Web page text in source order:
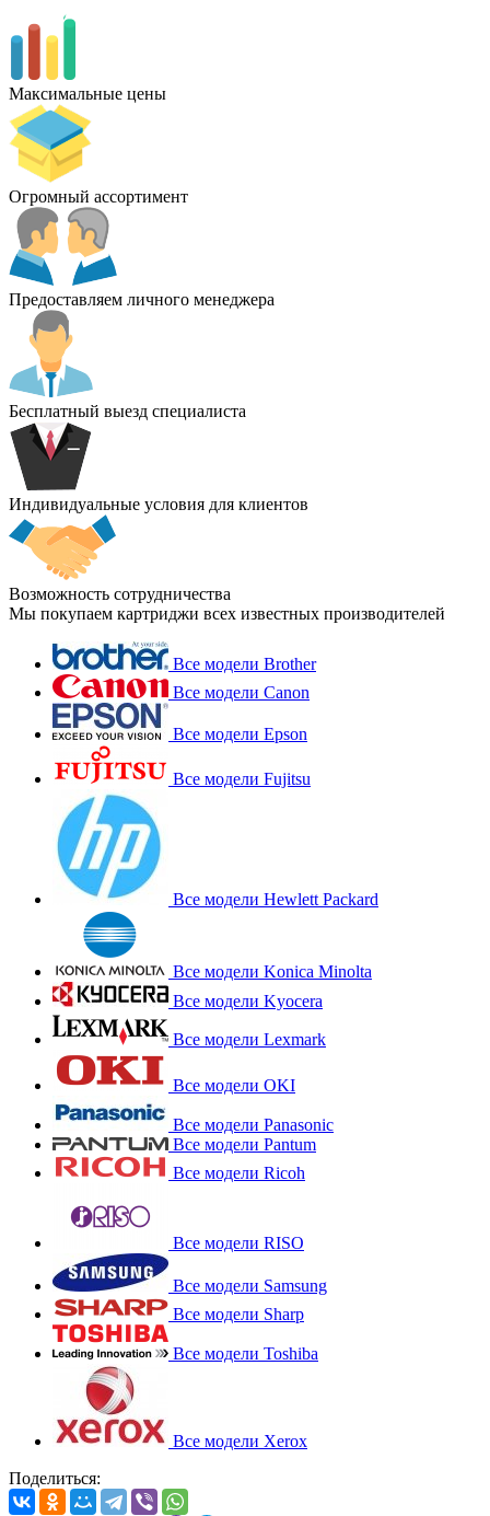
Максимальные цены
Огромный ассортимент
Предоставляем личного менеджера
Бесплатный выезд специалиста
Индивидуальные условия для клиентов
Возможность сотрудничества
Мы покупаем картриджи всех известных производителей
Все модели Brother
Все модели Canon
Все модели Epson
Все модели Fujitsu
Все модели Hewlett Packard
Все модели Konica Minolta
Все модели Kyocera
Все модели Lexmark
Все модели OKI
Все модели Panasonic
Все модели Pantum
Все модели Ricoh
Все модели RISO
Все модели Samsung
Все модели Sharp
Все модели Toshiba
Все модели Xerox
Поделиться: